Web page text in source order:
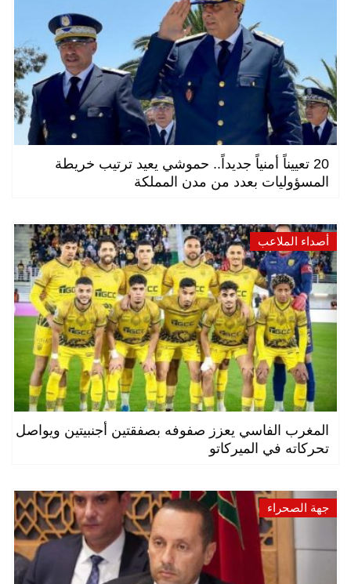
20 تعييناً أمنياً جديداً.. حموشي يعيد ترتيب خريطة
المسؤوليات بعدد من مدن المملكة
أصداء الملاعب
المغرب الفاسي يعزز صفوفه بصفقتين أجنبيتين ويواصل
تحركاته في الميركاتو
جهة الصحراء